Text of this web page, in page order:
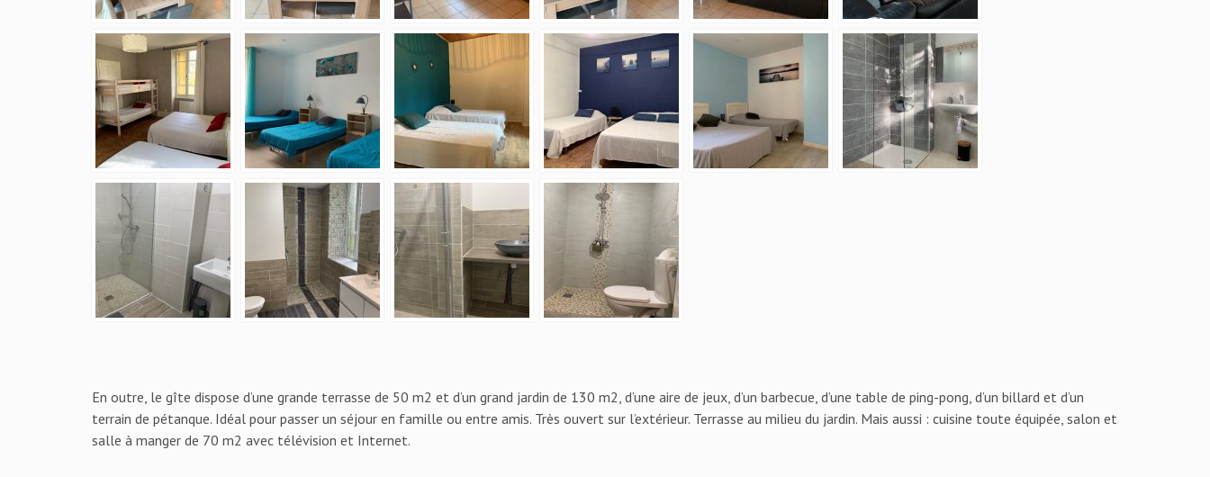
En outre, le gîte dispose d’une grande terrasse de 50 m2 et d’un grand jardin de 130 m2, d’une aire de jeux, d’un barbecue, d’une table de ping-pong, d’un billard et d’un
terrain de pétanque. Idéal pour passer un séjour en famille ou entre amis. Très ouvert sur l’extérieur. Terrasse au milieu du jardin. Mais aussi : cuisine toute équipée, salon et
salle à manger de 70 m2 avec télévision et Internet.